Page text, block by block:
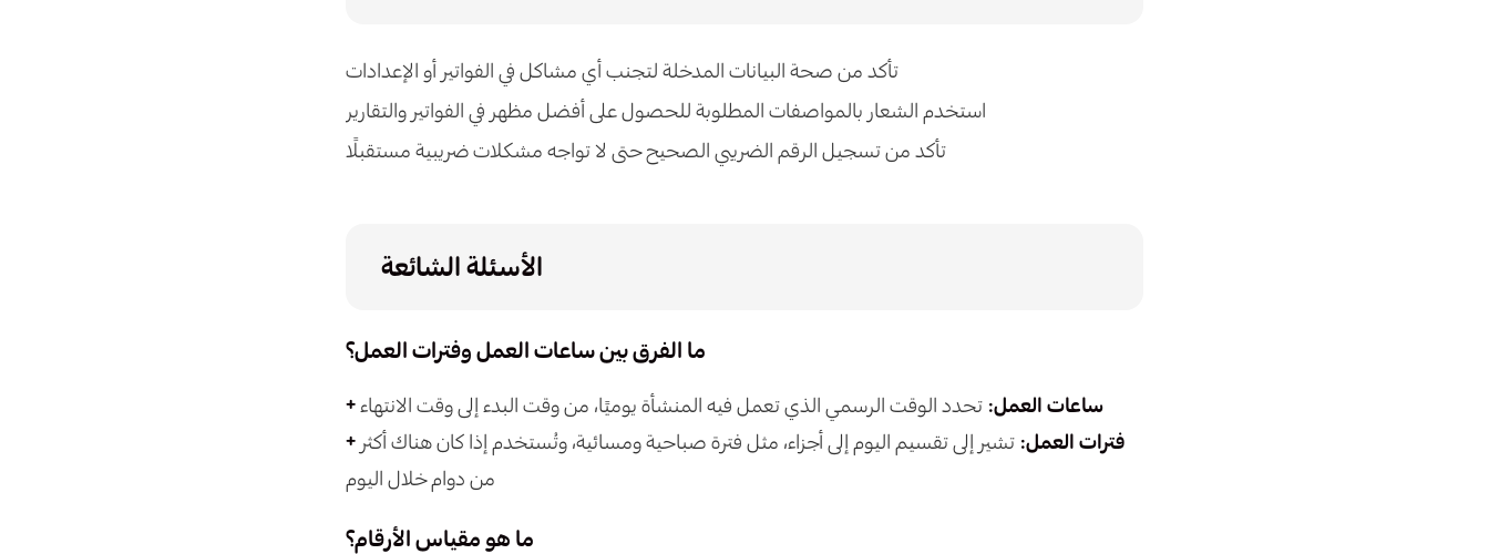
تأكد من صحة البيانات المدخلة لتجنب أي مشاكل في الفواتير أو الإعدادات
استخدم الشعار بالمواصفات المطلوبة للحصول على أفضل مظهر في الفواتير والتقارير
تأكد من تسجيل الرقم الضريبي الصحيح حتى لا تواجه مشكلات ضريبية مستقبلًا
الأسئلة الشائعة
ما الفرق بين ساعات العمل وفترات العمل؟
+ ساعات العمل: تحدد الوقت الرسمي الذي تعمل فيه المنشأة يوميًا، من وقت البدء إلى وقت الانتهاء
+ فترات العمل: تشير إلى تقسيم اليوم إلى أجزاء، مثل فترة صباحية ومسائية، وتُستخدم إذا كان هناك أكثر
ما هو مقياس الأرقام؟